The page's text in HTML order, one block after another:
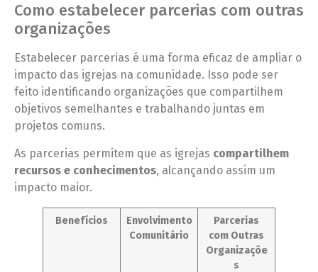
Como estabelecer parcerias com outras
organizações
Estabelecer parcerias é uma forma eficaz de ampliar o
impacto das igrejas na comunidade. Isso pode ser
feito identificando organizações que compartilhem
objetivos semelhantes e trabalhando juntas em
projetos comuns.
As parcerias permitem que as igrejas compartilhem
recursos e conhecimentos, alcançando assim um
impacto maior.
Benefícios
Envolvimento
Comunitário
Parcerias
com Outras
Organizaçõe
s